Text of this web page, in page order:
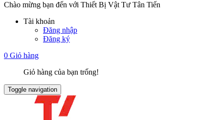
Chào mừng bạn đến với Thiết Bị Vật Tư Tân Tiến
Tài khoản
Đăng nhập
Đăng ký
0 Giỏ hàng
Giỏ hàng của bạn trống!
Toggle navigation